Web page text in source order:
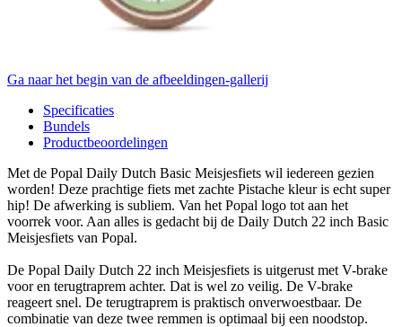
Ga naar het begin van de afbeeldingen-gallerij
Specificaties
Bundels
Productbeoordelingen
Met de Popal Daily Dutch Basic Meisjesfiets wil iedereen gezien
worden! Deze prachtige fiets met zachte Pistache kleur is echt super
hip! De afwerking is subliem. Van het Popal logo tot aan het
voorrek voor. Aan alles is gedacht bij de Daily Dutch 22 inch Basic
Meisjesfiets van Popal.
De Popal Daily Dutch 22 inch Meisjesfiets is uitgerust met V-brake
voor en terugtraprem achter. Dat is wel zo veilig. De V-brake
reageert snel. De terugtraprem is praktisch onverwoestbaar. De
combinatie van deze twee remmen is optimaal bij een noodstop.